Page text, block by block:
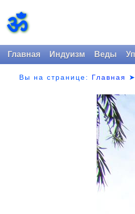
ॐ
Главная Индуизм Веды
Вы на странице: Главная